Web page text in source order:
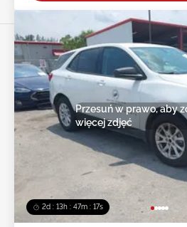
2d : 13h : 47m : 14s
Przesuń w prawo, aby
więcej zdjęć